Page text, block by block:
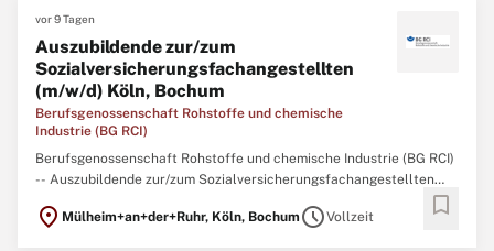
vor 9 Tagen
Auszubildende zur/zum
Sozialversicherungsfachangestellten
(m/w/d) Köln, Bochum
Berufsgenossenschaft Rohstoffe und chemische
Industrie (BG RCI)
Berufsgenossenschaft Rohstoffe und chemische Industrie (BG RCI)
-- Auszubildende zur/zum Sozialversicherungsfachangestellten
Beginnen Sie Ihre Ausbildung in der Sozialversicherung! Die BG RCI
location_on Mülheim+an+der+Ruhr, Köln, Bochum scheduleVollzeit bookmark